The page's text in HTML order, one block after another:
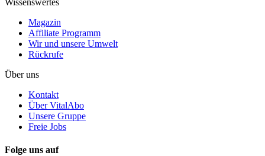
Magazin
Affiliate Programm
Wir und unsere Umwelt
Rückrufe
Über uns
Kontakt
Über VitalAbo
Unsere Gruppe
Freie Jobs
Folge uns auf